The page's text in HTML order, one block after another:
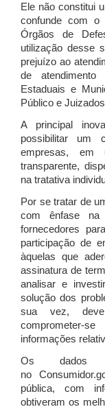
Ele não constitui
confunde com o
Órgãos de
utilização desse
prejuízo ao
de
Estaduais e
Público e
A principal
possibilitar um
empresas, em
transparente,
na tratativa
Por se tratar de
com ênfase na
fornecedores
participação de
àquelas que
assinatura de
analisar e
solução dos
sua vez, deve
comprometer-
informações
Os dados
no
pública, com
obtiveram os